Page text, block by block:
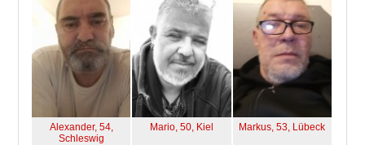
Alexander, 54,
Schleswig
Mario, 50, Kiel Markus, 53, Lübeck